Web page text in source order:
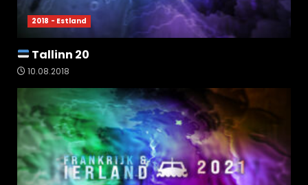
2018 - Estland
Tallinn 20
10.08.2018